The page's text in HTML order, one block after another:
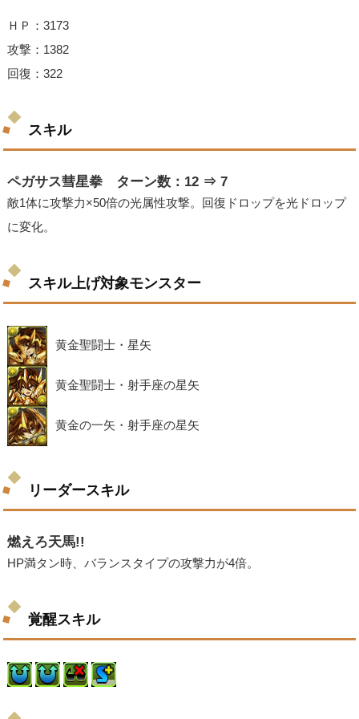
ＨＰ：3173
攻撃：1382
回復：322
スキル
ペガサス彗星拳 ターン数：12 ⇒ 7
敵1体に攻撃力×50倍の光属性攻撃。回復ドロップを光ドロップ
に変化。
スキル上げ対象モンスター
黄金聖闘士・星矢
黄金聖闘士・射手座の星矢
黄金の一矢・射手座の星矢
リーダースキル
燃えろ天馬!!
HP満タン時、バランスタイプの攻撃力が4倍。
覚醒スキル